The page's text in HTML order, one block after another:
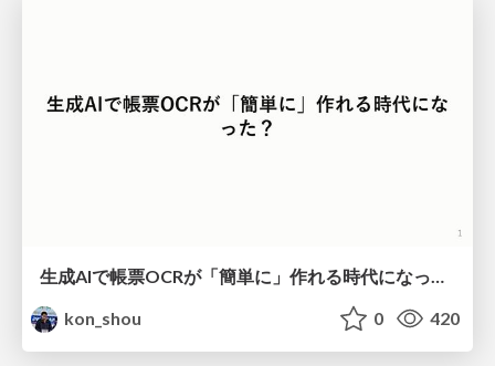
kon_shou
0 420